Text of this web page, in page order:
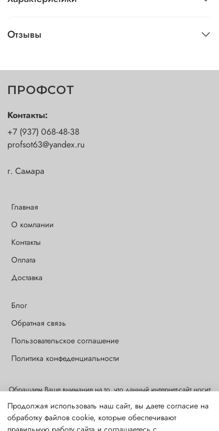
Отзывы
ПРОФСОТ
Главная
О компании
Контакты
Оплата
Доставка
Блог
Обратная связь
Пользовательское соглашение
Политика конфеденциальности
Контакты:
+7 (937) 068-48-38
profsot63@yandex.ru
г. Самара
Обращаем Ваше внимание на то, что данный интернет-сайт носит
ни при каких условиях информационные материалы и цены,
размещенные на сайте, не являются публичной офертой,
Продолжая использовать наш сайт, вы даете согласие на
обработку файлов cookie, которые обеспечивают